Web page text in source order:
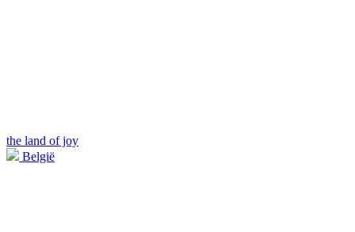
the land of joy
België